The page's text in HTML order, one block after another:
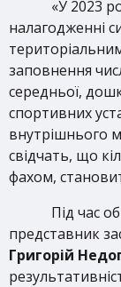
«У 2023
налагодженні
заповнення
середньої,
спортивних
внутрішнього
свідчать, що
фахом,
Під час
представник
Григорій